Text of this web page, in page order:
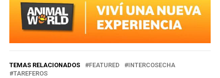
TEMAS RELACIONADOS FEATURED
INTERCOSECHA
TAREFEROS